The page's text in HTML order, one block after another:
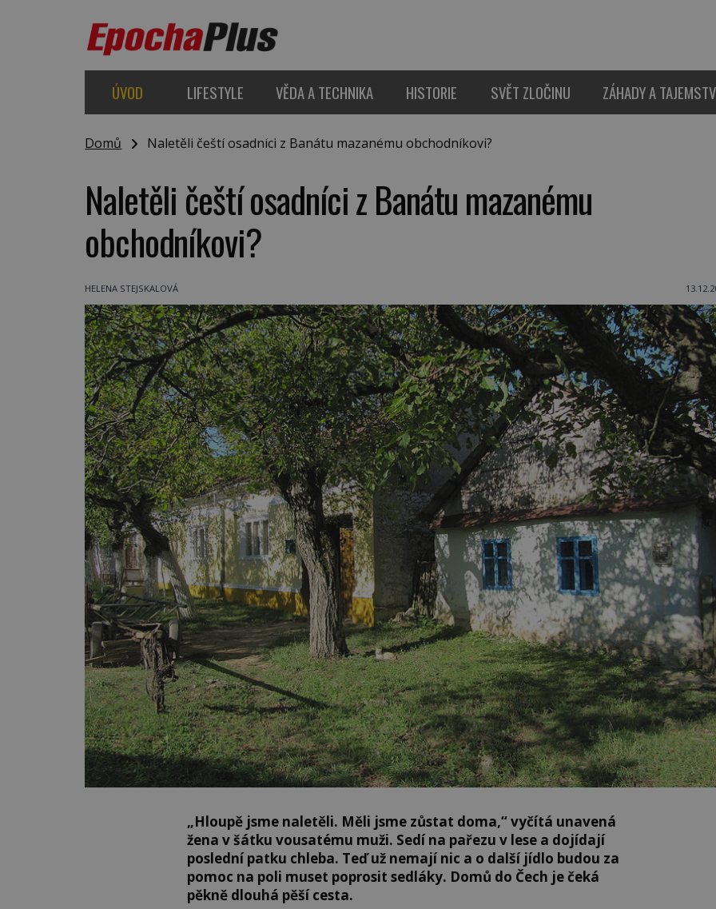
ÚVOD LIFESTYLE VĚDA A TECHNIKA HISTORIE SVĚT ZLOČINU ZÁHADY A
Domů Naletěli čeští osadníci z Banátu mazanému obchodníkovi?
Naletěli čeští osadníci z Banátu mazanému
obchodníkovi?
HELENA STEJSKALOVÁ
„Hloupě jsme naletěli. Měli jsme zůstat doma,“ vyčítá unavená
žena v šátku vousatému muži. Sedí na pařezu v lese a dojídají
poslední patku chleba. Teď už nemají nic a o další jídlo budou za
pomoc na poli muset poprosit sedláky. Domů do Čech je čeká
pěkně dlouhá pěší cesta.